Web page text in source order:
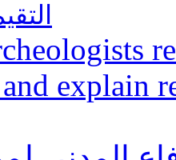
5
explain